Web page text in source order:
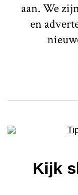
aan. We
en
Kijk